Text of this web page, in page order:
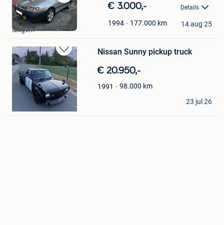
Bewaren
in
Mijn
Favorieten
€ 3.000,- Details
1994 177.000 km
tmnforever
Izegem
14 aug 25
Bewaren
in
Mijn
Favorieten
Nissan Sunny pickup truck
€ 20.950,-
1991 98.000 km
23 jul 26